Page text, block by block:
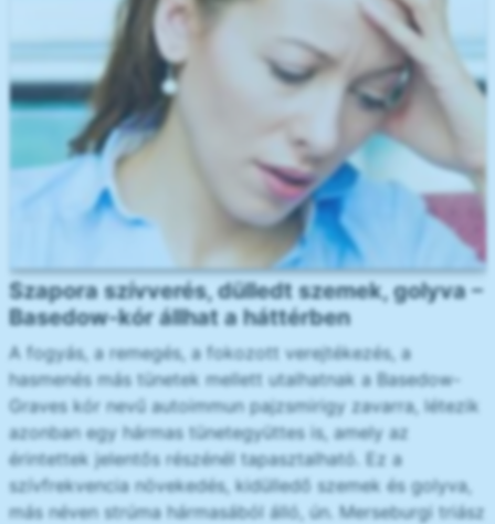
Szapora szívverés, dülledt szemek, golyva –
Basedow-kór állhat a háttérben
A fogyás, a remegés, a fokozott verejtékezés, a
hasmenés más tünetek mellett utalhatnak a Basedow-
Graves kór nevű autoimmun pajzsmirigy zavarra, létezik
azonban egy hármas tünetegyüttes is, amely az
érintettek jelentős részénél tapasztalható. Ez a
szívfrekvencia növekedés, kidülledő szemek és golyva,
más néven strúma hármasából álló, ún. Merseburgi triász